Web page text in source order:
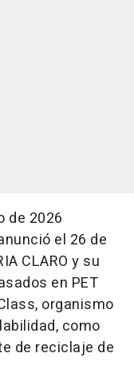
de 2026
el 26 de
CLARO y su
en PET
organismo
como
de reciclaje de